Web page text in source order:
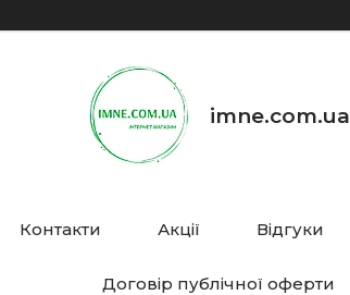
imne.com.ua
Контакти Акції Відгуки
Договір публічної оферти